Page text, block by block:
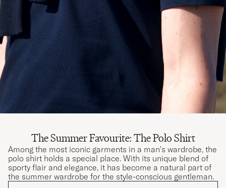
The Summer Favourite: The Polo Shirt
Among the most iconic garments in a man's wardrobe, the
polo shirt holds a special place. With its unique blend of
sporty flair and elegance, it has become a natural part of
the summer wardrobe for the style-conscious gentleman.